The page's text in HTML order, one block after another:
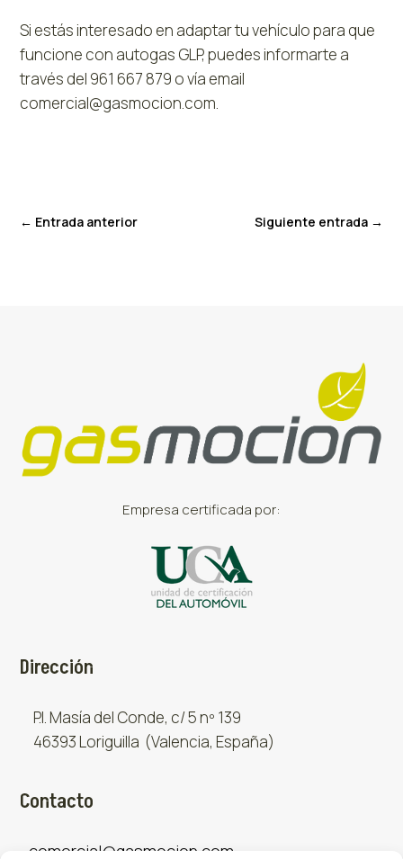
Si estás interesado en adaptar tu vehículo para que
funcione con autogas GLP, puedes informarte a
través del 961 667 879 o vía email
comercial@gasmocion.com.
← Entrada anterior Siguiente entrada→
Empresa certificada por:
Dirección
P.I. Masía del Conde, c/ 5 nº 139
46393 Loriguilla (Valencia, España)
Contacto
comercial@gasmocion.com